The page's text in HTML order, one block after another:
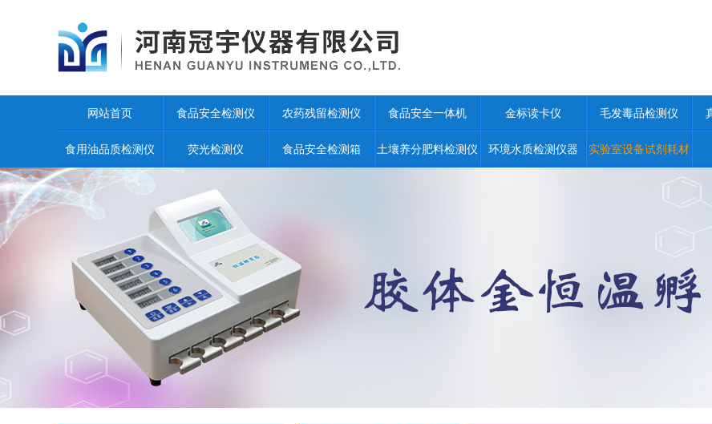
网站首页 食品安全检测仪 农药残留检测仪 食品安全一体机 金标读卡仪 毛发毒品检测仪
食用油品质检测仪 荧光检测仪 食品安全检测箱 土壤养分肥料检测仪 环境水质检测仪器 实验室设备试剂耗材